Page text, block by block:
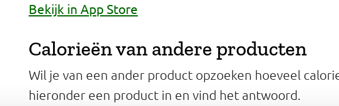
Bekijk in App Store
Calorieën van andere producten
Wil je van een ander product opzoeken hoeveel
hieronder een product in en vind het antwoord.